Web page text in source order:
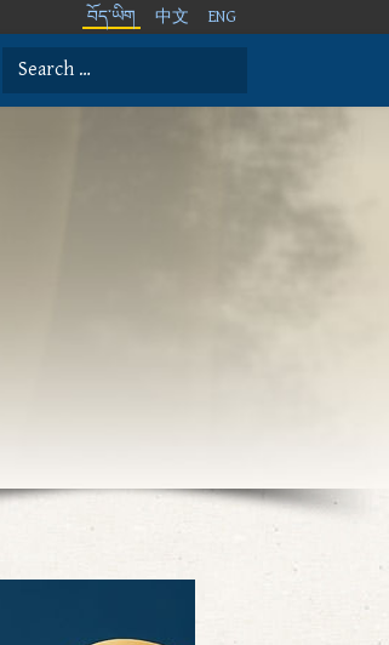
བོད་ཡིག 中文 ENG
Search
Type 2 or more characters for results.